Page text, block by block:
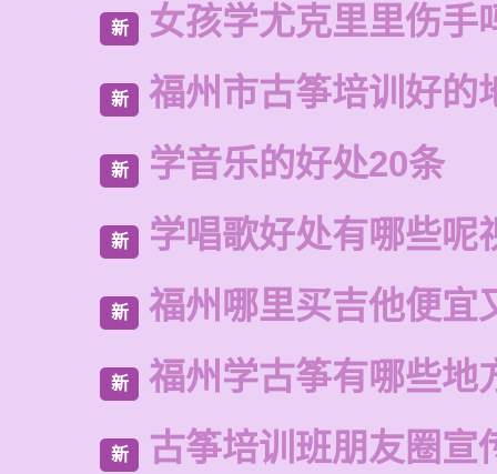
新 女孩学尤克里里伤手
新 福州市古筝培训好的
新 学音乐的好处20条
新 学唱歌好处有哪些呢
新 福州哪里买吉他便宜
新 福州学古筝有哪些地
新 古筝培训班朋友圈宣